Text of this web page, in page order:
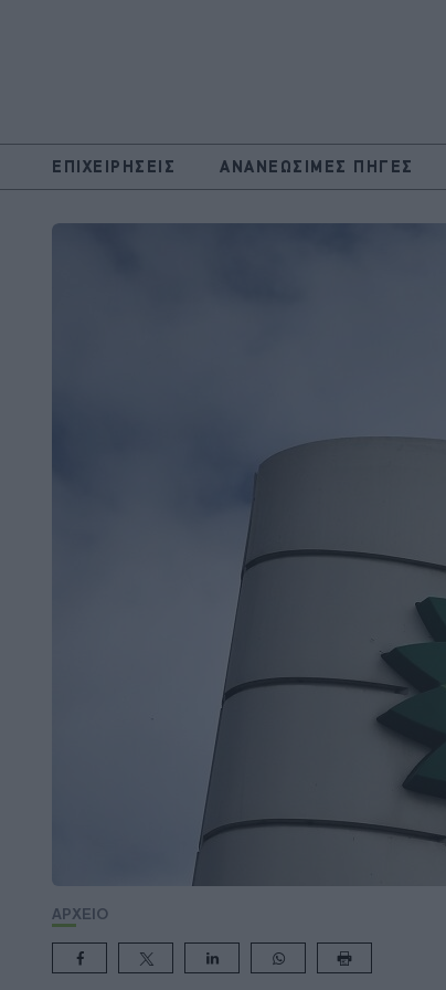
ΕΠΙΧΕΙΡΗΣΕΙΣ ΑΝΑΝΕΩΣΙΜΕΣ ΠΗΓΕΣ
ΑΡΧΕΙΟ